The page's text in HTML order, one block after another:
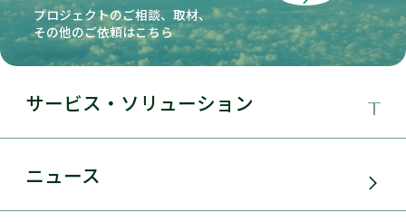
プロジェクトのご相談、取材、
その他のご依頼はこちら
サービス・ソリューション
サービス・ソリューション
ニュース